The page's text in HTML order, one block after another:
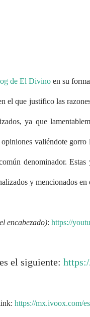
de El Divinoen su
el que justifico las
ya que
valiéndote
denominador.
y mencionados en
encabezado): https://
el siguiente:
https://mx.ivoox.com/